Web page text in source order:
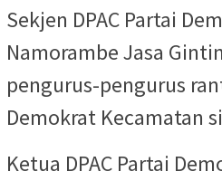
Sekjen DPAC Partai
Namorambe Jasa
pengurus-pengurus
Demokrat Kecamatan
Ketua DPAC Partai